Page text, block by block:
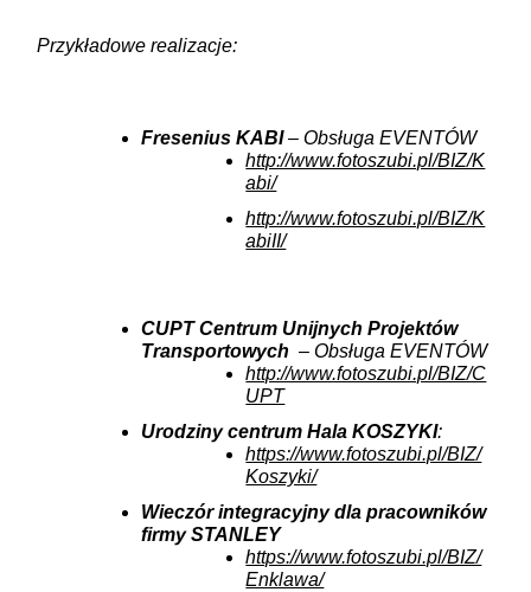
Przykładowe realizacje:
Fresenius KABI– Obsługa EVENTÓW
http://www.fotoszubi.pl/BIZ/K
abi/
http://www.fotoszubi.pl/BIZ/K
abiII/
CUPT Centrum Unijnych Projektów
Transportowych – Obsługa EVENTÓW
http://www.fotoszubi.pl/BIZ/C
UPT
Urodziny centrum Hala KOSZYKI:
https://www.fotoszubi.pl/BIZ/
Koszyki/
Wieczór integracyjny dla pracowników
firmy STANLEY
https://www.fotoszubi.pl/BIZ/
Enklawa/